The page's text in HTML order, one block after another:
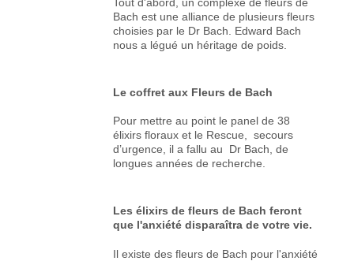
Bach est une alliance de plusieurs fleurs
choisies par le Dr Bach. Edward Bach
nous a légué un héritage de poids.
Le coffret aux Fleurs de Bach
Pour mettre au point le panel de 38
élixirs floraux et le Rescue, secours
d’urgence, il a fallu au Dr Bach, de
longues années de recherche.
Les élixirs de fleurs de Bach feront
que l'anxiété disparaîtra de votre vie.
Il existe des fleurs de Bach pour l'anxiété